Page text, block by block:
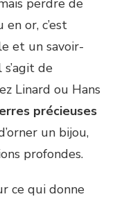
perdre de
or, c’est
et un savoir-
de
Linard ou Hans
précieuses
un bijou,
profondes.
ce qui donne